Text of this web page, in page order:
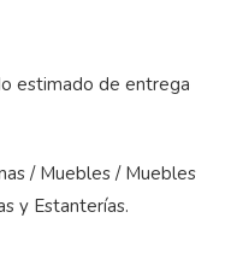
estimado de entrega
/ Muebles / Muebles
y Estanterías.